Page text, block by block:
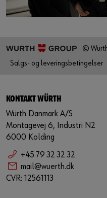
©
Salgs- og leveringsbetingelser
KONTAKT WÜRTH
Würth Danmark A/S
Montagevej 6, Industri N2
6000 Kolding
+45 79 32 32 32
mail@wuerth.dk
CVR: 12561113